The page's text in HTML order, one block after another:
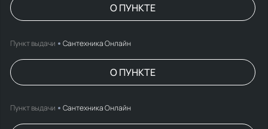
О ПУНКТЕ
Пункт выдачи Сантехника Онлайн
О ПУНКТЕ
Пункт выдачи Сантехника Онлайн